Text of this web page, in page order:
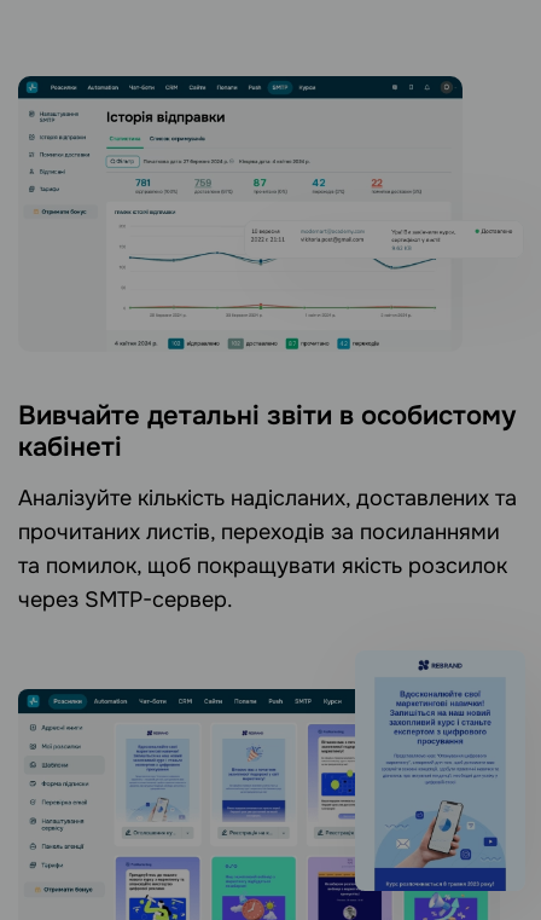
Вивчайте детальні звіти в особистому
кабінеті
Аналізуйте кількість надісланих, доставлених та
прочитаних листів, переходів за посиланнями
та помилок, щоб покращувати якість розсилок
через SMTP-сервер.